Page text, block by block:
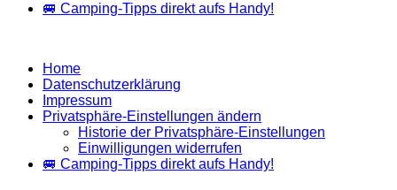
🚐 Camping-Tipps direkt aufs Handy!
Home
Datenschutzerklärung
Impressum
Privatsphäre-Einstellungen ändern
Historie der Privatsphäre-Einstellungen
Einwilligungen widerrufen
🚐 Camping-Tipps direkt aufs Handy!